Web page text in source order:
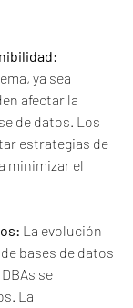
ya sea
afectar la
de datos. Los
estrategias de
minimizar el
La evolución
bases de datos
se
La